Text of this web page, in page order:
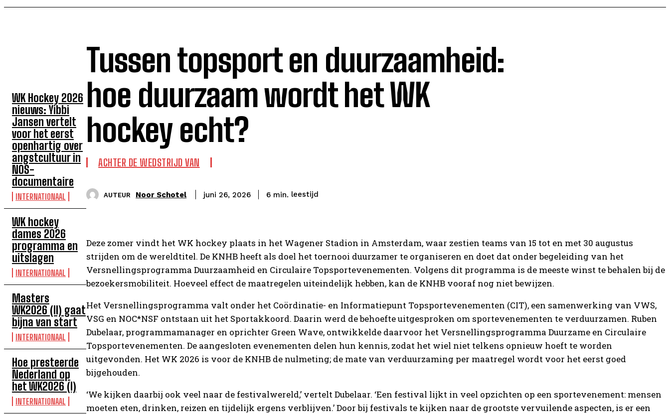
WK Hockey 2026
nieuws: Yibbi
Jansen vertelt
voor het eerst
openhartig over
angstcultuur in
NOS-
documentaire
INTERNATIONAAL
WK hockey
dames 2026
programma en
uitslagen
INTERNATIONAAL
Masters
WK2026 (II) gaat
bijna van start
INTERNATIONAAL
Hoe presteerde
Nederland op
het WK2026 (I)
INTERNATIONAAL
Tussen topsport en duurzaamheid:
hoe duurzaam wordt het WK
hockey echt?
ACHTER DE WEDSTRIJD VAN
AUTEUR Noor Schotel juni 26, 2026 6 min. leestijd
Deze zomer vindt het WK hockey plaats in het Wagener Stadion in Amsterdam, waar zestien teams van 15 tot en met 30 augustus
strijden om de wereldtitel. De KNHB heeft als doel het toernooi duurzamer te organiseren en doet dat onder begeleiding van het
Versnellingsprogramma Duurzaamheid en Circulaire Topsportevenementen. Volgens dit programma is de meeste winst te behalen bij de
bezoekersmobiliteit. Hoeveel effect de maatregelen uiteindelijk hebben, kan de KNHB vooraf nog niet bewijzen.
Het Versnellingsprogramma valt onder het Coördinatie- en Informatiepunt Topsportevenementen (CIT), een samenwerking van VWS,
VSG en NOC*NSF ontstaan uit het Sportakkoord. Daarin werd de behoefte uitgesproken om sportevenementen te verduurzamen. Ruben
Dubelaar, programmamanager en oprichter Green Wave, ontwikkelde daarvoor het Versnellingsprogramma Duurzame en Circulaire
Topsportevenementen. De aangesloten evenementen delen hun kennis, zodat het wiel niet telkens opnieuw hoeft te worden
uitgevonden. Het WK 2026 is voor de KNHB de nulmeting; de mate van verduurzaming per maatregel wordt voor het eerst goed
bijgehouden.
‘We kijken daarbij ook veel naar de festivalwereld,’ vertelt Dubelaar. ‘Een festival lijkt in veel opzichten op een sportevenement: mensen
moeten eten, drinken, reizen en tijdelijk ergens verblijven.’ Door bij festivals te kijken naar de grootste vervuilende aspecten, is er een